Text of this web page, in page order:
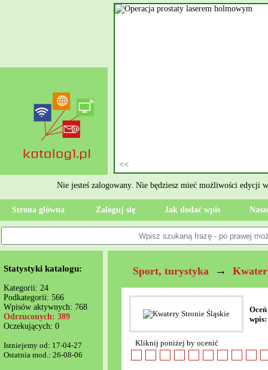
rzetelne układanie płytek
Rzeszów i dbamy o to,
gdy Twoja przestrzeń
przywracając ponownie
Nie jesteś zalogowany. Nie będziesz mieć możliwości edycji
Strona główna Zaloguj się Jak dodać wpis
Statystyki katalogu:
Kategorii: 24
Podkategorii: 566
Wpisów aktywnych: 768
Odrzuconych: 389
Oczekujących: 0
Istniejemy od: 17-04-27
Ostatnia mod.: 26-08-06
Sport, turystyka →
Oceń
wpis:
Kliknij poniżej by ocenić